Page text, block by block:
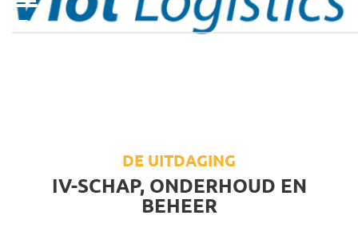
DE UITDAGING
IV-SCHAP, ONDERHOUD EN
BEHEER